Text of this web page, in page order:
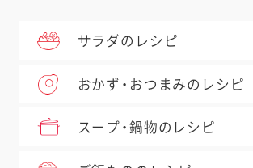
サラダのレシピ
おかず・おつまみのレシピ
スープ・鍋物のレシピ